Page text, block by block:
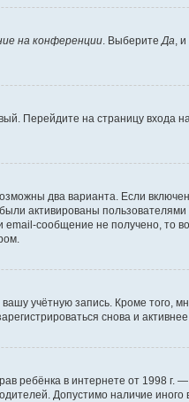
на конференции. ВыберитеДа,
Перейдите на страницу входа
два варианта. Если
активированы
сообщение не получено, то
учётную запись. Кроме
снова и активнее
ребёнка в интернете от 1998
Допустимо наличие